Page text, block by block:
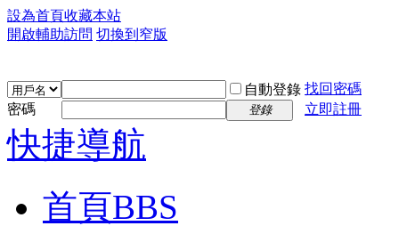
設為首頁收藏本站
開啟輔助訪問 切換到窄版
自動登錄 找回密碼
密碼
登錄 立即註冊
快捷導航
首頁BBS